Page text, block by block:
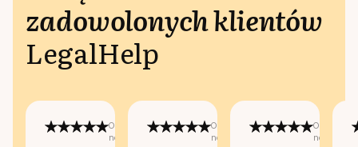
zadowolonych klientów
LegalHelp
Opublikowano
na:
Opublikowano
na:
na: